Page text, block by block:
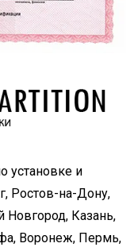
установке и
Ростов-на-Дону,
Новгород, Казань,
Воронеж, Пермь,